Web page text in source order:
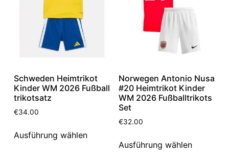
Schweden Heimtrikot
Kinder WM 2026 Fußball
trikotsatz
€34.00
Ausführung wählen
Norwegen Antonio Nusa
#20 Heimtrikot Kinder
WM 2026 Fußballtrikots
Set
€32.00
Ausführung wählen